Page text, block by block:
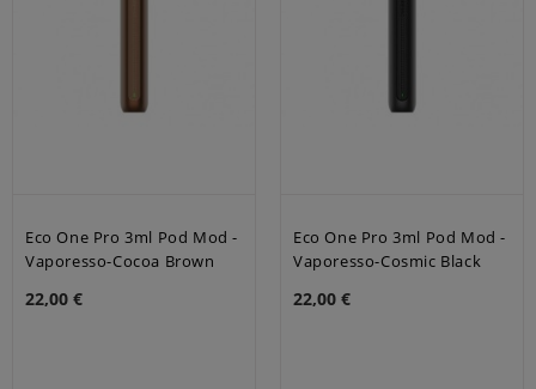
Eco One Pro 3ml Pod Mod -
Vaporesso-Cocoa Brown
22,00 €
Eco One Pro 3ml Pod Mod -
Vaporesso-Cosmic Black
22,00 €